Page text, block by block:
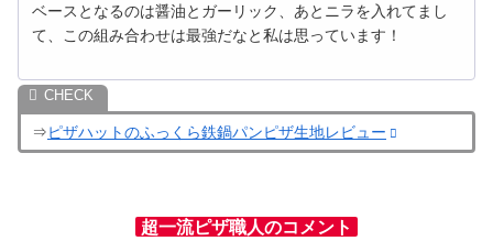
ベースとなるのは醤油とガーリック、あとニラを入れてまし
て、この組み合わせは最強だなと私は思っています！
⇒ピザハットのふっくら鉄鍋パンピザ生地レビュー
超一流ピザ職人のコメント